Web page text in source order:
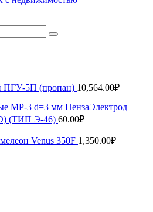
ПГУ-5П (пропан) 10,564.00₽
МР-3 d=3 мм ПензаЭлектрод
(ТИП Э-46) 60.00₽
Venus 350F 1,350.00₽